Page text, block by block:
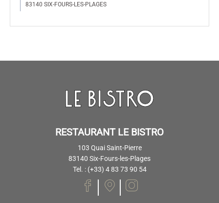
83140 SIX-FOURS-LES-PLAGES
RESTAURANT LE BISTRO
103 Quai Saint-Pierre
83140 Six-Fours-les-Plages
Tel. : (+33) 4 83 73 90 54